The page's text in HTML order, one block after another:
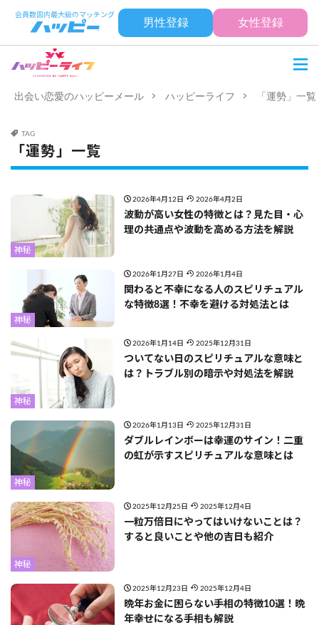
男性登録 女性登録
出会い恋愛のハッピーメール ハッピーライフ 「運勢」一覧
TAG
「運勢」一覧
神秘
2026年4月12日 2026年4月2日
波動が高い女性の特徴とは？見た目・心
理の共通点や波動を高める方法を解説
神秘
2026年1月27日 2026年1月4日
関わると不幸になる人のスピリチュアル
な特徴8選！不幸を避ける対処法とは
神秘
2026年1月14日 2025年12月31日
ついてない日のスピリチュアルな意味と
は？トラブル別の暗示や対処法を解説
神秘
2026年1月13日 2025年12月31日
ダブルレインボーは幸運のサイン！二重
の虹が示すスピリチュアルな意味とは
神秘
2025年12月25日 2025年12月4日
一粒万倍日にやってはいけないことは？
すると良いことや他の吉日も紹介
2025年12月23日 2025年12月4日
晩年お金に困らない手相の特徴10選！晩
年幸せになる手相も解説